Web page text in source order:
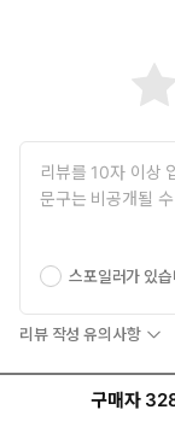
나는 왜 이 모양일
스쳤을 때 태준이
그토록 연습했음에
는 것만큼 어려운
으로 익숙하고 세련
고 0.1초쯤의 찰나
을까.
“이혼해요. 우리.”
다음으로 뱉어진 민
스포일러가 있
리뷰 작성 유의사항
구매자